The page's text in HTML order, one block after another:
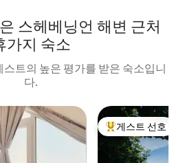
스헤베닝언 해변 근처
가지 숙소
트의 높은 평가를 받은 숙소입니
다.
상위 게스트 선호
게스트 선호